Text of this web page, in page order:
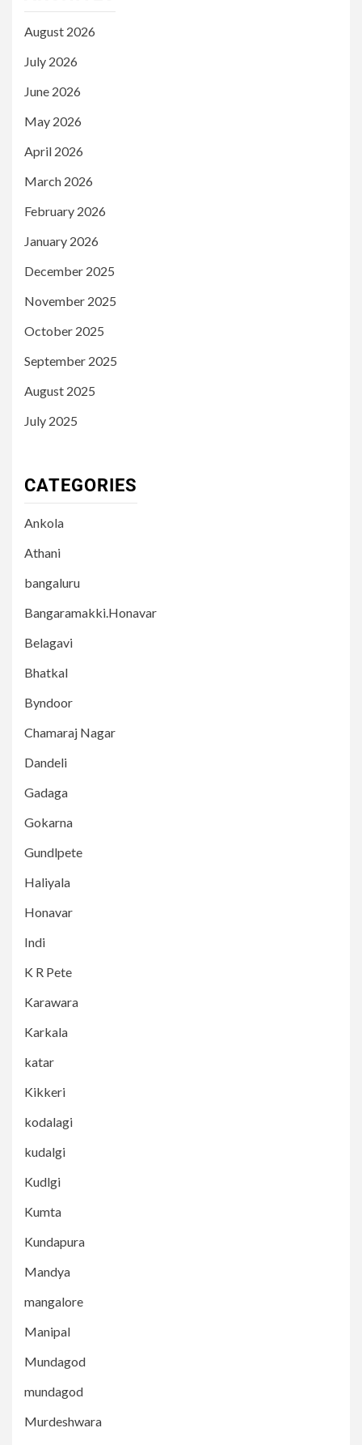
August 2026
July 2026
June 2026
May 2026
April 2026
March 2026
February 2026
January 2026
December 2025
November 2025
October 2025
September 2025
August 2025
July 2025
CATEGORIES
Ankola
Athani
bangaluru
Bangaramakki.Honavar
Belagavi
Bhatkal
Byndoor
Chamaraj Nagar
Dandeli
Gadaga
Gokarna
Gundlpete
Haliyala
Honavar
Indi
K R Pete
Karawara
Karkala
katar
Kikkeri
kodalagi
kudalgi
Kudlgi
Kumta
Kundapura
Mandya
mangalore
Manipal
Mundagod
mundagod
Murdeshwara